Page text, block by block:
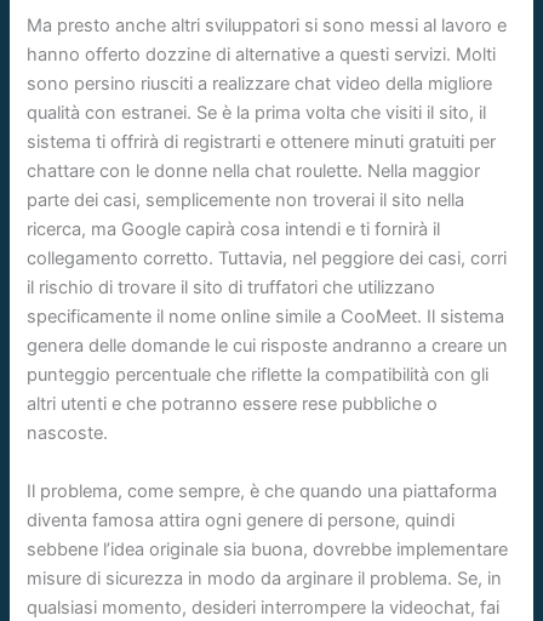
Ma presto anche altri sviluppatori si sono messi al lavoro e
hanno offerto dozzine di alternative a questi servizi. Molti
sono persino riusciti a realizzare chat video della migliore
qualità con estranei. Se è la prima volta che visiti il ​​sito, il
sistema ti offrirà di registrarti e ottenere minuti gratuiti per
chattare con le donne nella chat roulette. Nella maggior
parte dei casi, semplicemente non troverai il sito nella
ricerca, ma Google capirà cosa intendi e ti fornirà il
collegamento corretto. Tuttavia, nel peggiore dei casi, corri
il rischio di trovare il sito di truffatori che utilizzano
specificamente il nome online simile a CooMeet. Il sistema
genera delle domande le cui risposte andranno a creare un
punteggio percentuale che riflette la compatibilità con gli
altri utenti e che potranno essere rese pubbliche o
nascoste.
Il problema, come sempre, è che quando una piattaforma
diventa famosa attira ogni genere di persone, quindi
sebbene l’idea originale sia buona, dovrebbe implementare
misure di sicurezza in modo da arginare il problema. Se, in
qualsiasi momento, desideri interrompere la videochat, fai